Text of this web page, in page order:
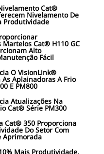
Cat®
Nivelamento De
Produtividade
Cat® H110 GC
Alto
Fácil
O VisionLink®
Aplainadoras A Frio
E PM800
Atualizações Na
Cat® Série PM300
Cat® 350 Proporciona
Do Setor Com
Aprimorada
Mais Produtividade,